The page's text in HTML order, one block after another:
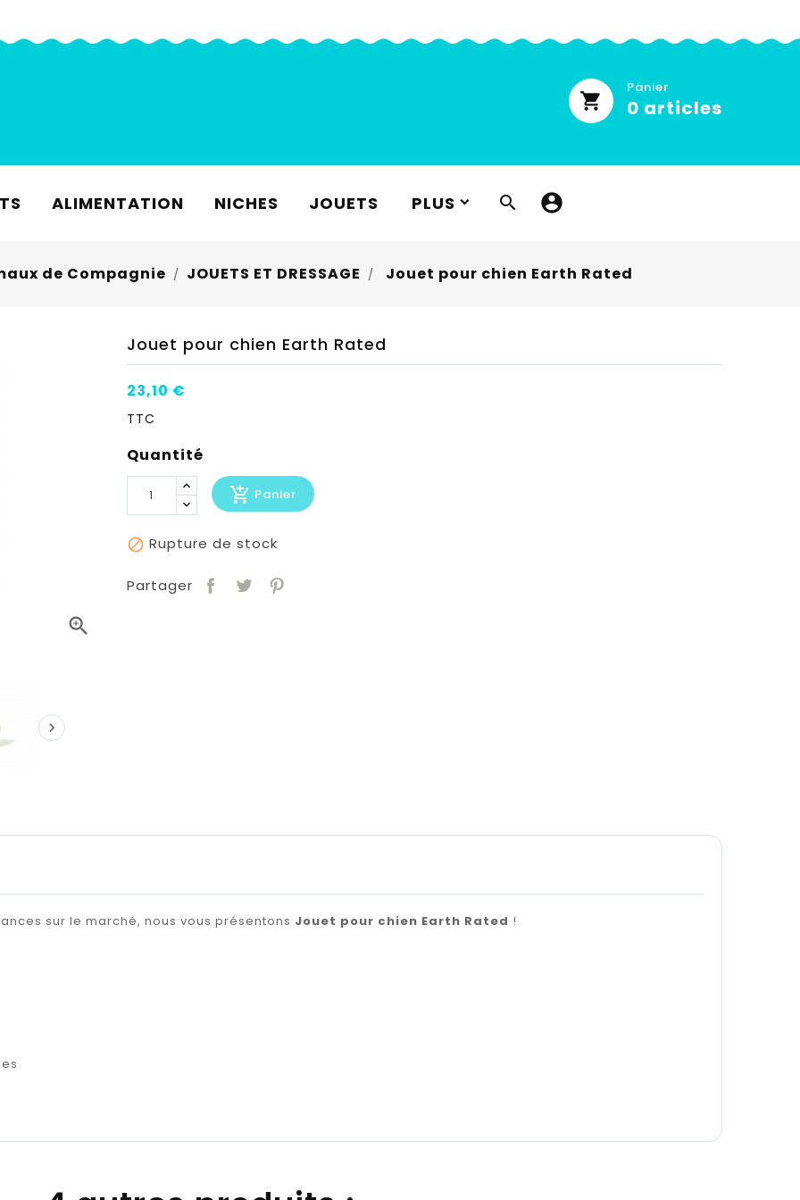
Panier
0 articles
ALIMENTATION NICHES JOUETS PLUS 
de Compagnie JOUETS ET DRESSAGE Jouet pour chien Earth Rated


Jouet pour chien Earth Rated
23,10 €
TTC
Quantité
add_shopping_cart Panier
 Rupture de stock
Partager
sur le marché, nous vous présentons Jouet pour chien Earth Rated !